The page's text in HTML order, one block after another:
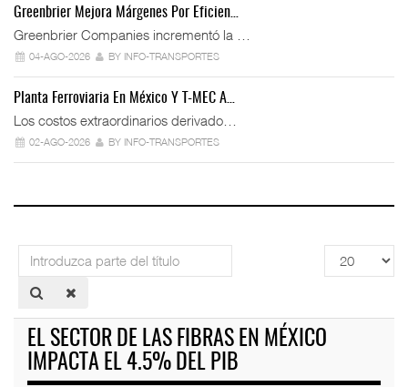
Greenbrier Mejora Márgenes Por Eficien…
Greenbrier Companies incrementó la …
04-AGO-2026 BY INFO-TRANSPORTES
Planta Ferroviaria En México Y T-MEC A…
Los costos extraordinarios derivado…
02-AGO-2026 BY INFO-TRANSPORTES
Introduzca
parte
del
Cantidad
a
EL SECTOR DE LAS FIBRAS EN MÉXICO
IMPACTA EL 4.5% DEL PIB